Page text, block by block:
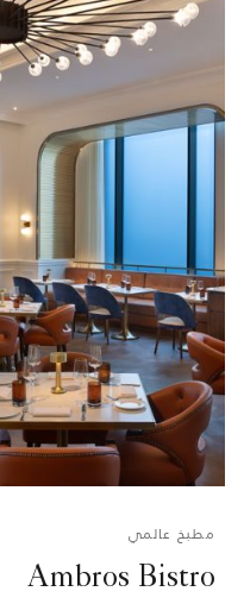
مطبخ عالمي
Ambros Bistro